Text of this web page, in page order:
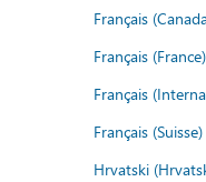
Français
Français (France)
Français
Français (Suisse)
Hrvatski